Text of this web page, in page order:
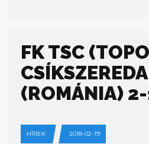
FK TSC
CSÍKSZEREDA
(ROMÁNIA)
HÍREK 2018-02-19